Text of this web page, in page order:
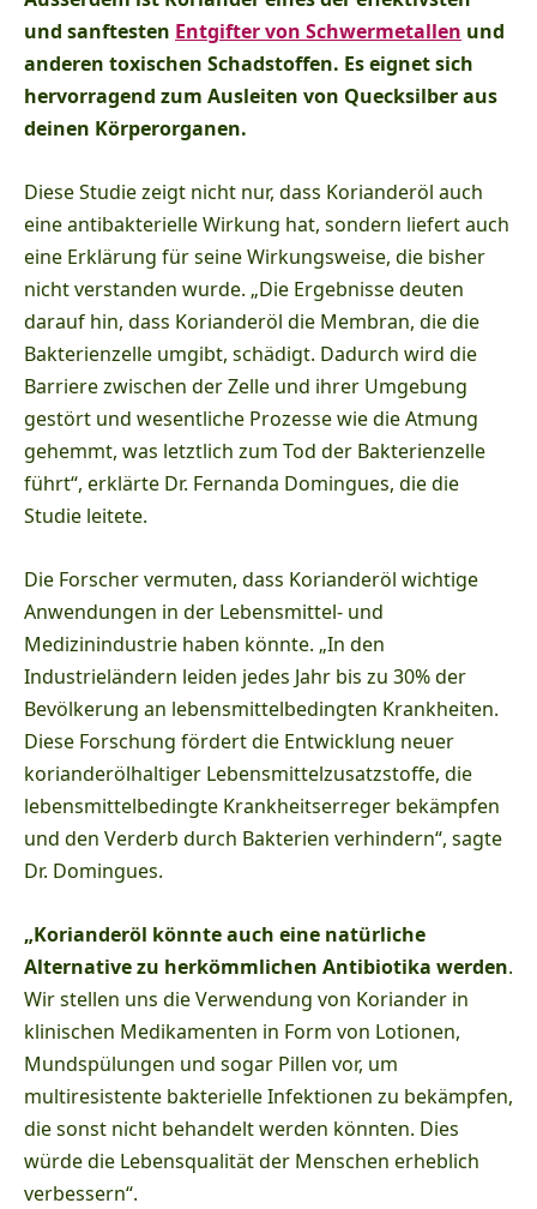
und sanftesten Entgifter von Schwermetallen und
anderen toxischen Schadstoffen. Es eignet sich
hervorragend zum Ausleiten von Quecksilber aus
deinen Körperorganen.
Diese Studie zeigt nicht nur, dass Korianderöl auch
eine antibakterielle Wirkung hat, sondern liefert auch
eine Erklärung für seine Wirkungsweise, die bisher
nicht verstanden wurde. „Die Ergebnisse deuten
darauf hin, dass Korianderöl die Membran, die die
Bakterienzelle umgibt, schädigt. Dadurch wird die
Barriere zwischen der Zelle und ihrer Umgebung
gestört und wesentliche Prozesse wie die Atmung
gehemmt, was letztlich zum Tod der Bakterienzelle
führt“, erklärte Dr. Fernanda Domingues, die die
Studie leitete.
Die Forscher vermuten, dass Korianderöl wichtige
Anwendungen in der Lebensmittel- und
Medizinindustrie haben könnte. „In den
Industrieländern leiden jedes Jahr bis zu 30% der
Bevölkerung an lebensmittelbedingten Krankheiten.
Diese Forschung fördert die Entwicklung neuer
korianderölhaltiger Lebensmittelzusatzstoffe, die
lebensmittelbedingte Krankheitserreger bekämpfen
und den Verderb durch Bakterien verhindern“, sagte
Dr. Domingues.
„Korianderöl könnte auch eine natürliche
Alternative zu herkömmlichen Antibiotika werden.
Wir stellen uns die Verwendung von Koriander in
klinischen Medikamenten in Form von Lotionen,
Mundspülungen und sogar Pillen vor, um
multiresistente bakterielle Infektionen zu bekämpfen,
die sonst nicht behandelt werden könnten. Dies
würde die Lebensqualität der Menschen erheblich
verbessern“.